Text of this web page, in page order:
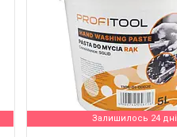
Залишилось 24 дні